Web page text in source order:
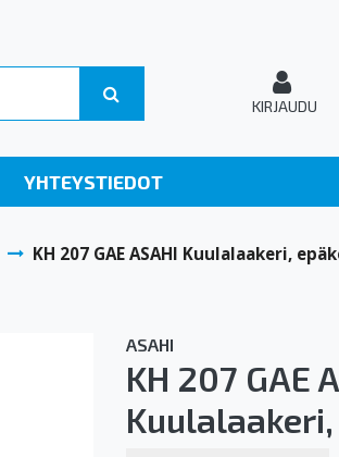
KIRJAUDU
YHTEYSTIEDOT
KH 207 GAE ASAHI Kuulalaakeri,
ASAHI
KH 207 GAE